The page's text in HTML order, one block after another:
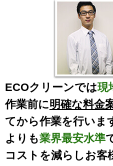
ECOクリーンでは現
作業前に明確な料金
てから作業を行いま
よりも業界最安水準
コストを減らしお客